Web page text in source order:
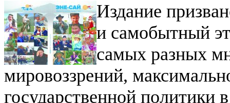
Издание
и самобытный
самых разных
мировоззрений,
государственной